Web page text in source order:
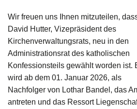
Wir freuen uns Ihnen mitzuteilen,
David Hutter, Vizepräsident des
Kirchenverwaltungsrats, neu in den
Administrationsrat des katholischen
Konfessionsteils gewählt worden ist.
wird ab dem 01. Januar 2026, als
Nachfolger von Lothar Bandel, das
antreten und das Ressort